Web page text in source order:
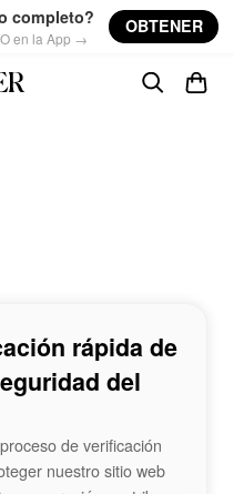
completo?
en la App →
OBTENER
rápida de
del
de verificación
nuestro sitio web